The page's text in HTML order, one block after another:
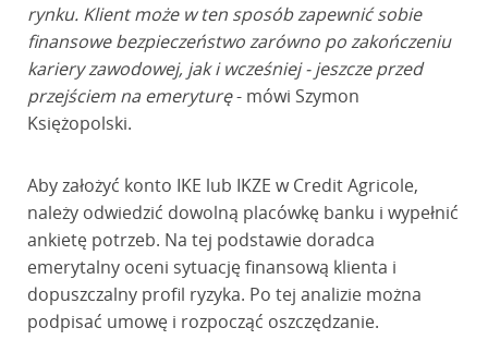
rynku. Klient może w ten sposób zapewnić sobie
finansowe bezpieczeństwo zarówno po zakończeniu
kariery zawodowej, jak i wcześniej - jeszcze przed
przejściem na emeryturę- mówi Szymon
Księżopolski.
Aby założyć konto IKE lub IKZE w Credit Agricole,
należy odwiedzić dowolną placówkę banku i wypełnić
ankietę potrzeb. Na tej podstawie doradca
emerytalny oceni sytuację finansową klienta i
dopuszczalny profil ryzyka. Po tej analizie można
podpisać umowę i rozpocząć oszczędzanie.